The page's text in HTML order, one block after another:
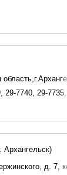
7740, 29-7735,
Архангельск)
д. 7,